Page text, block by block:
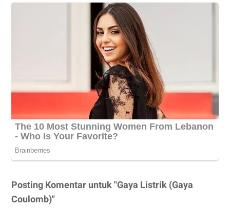
Posting Komentar untuk "Gaya Listrik (Gaya
Coulomb)"